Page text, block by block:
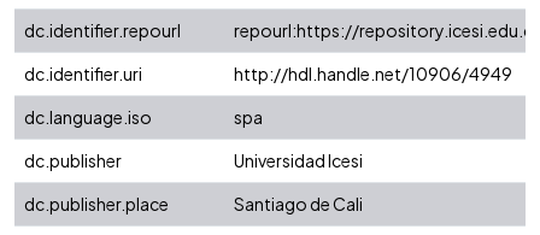
dc.identifier.repourl
repourl:https://
dc.identifier.uri
http://hdl.handle.net/10906/4949
dc.language.iso
spa
dc.publisher
Universidad Icesi
dc.publisher.place
Santiago de Cali